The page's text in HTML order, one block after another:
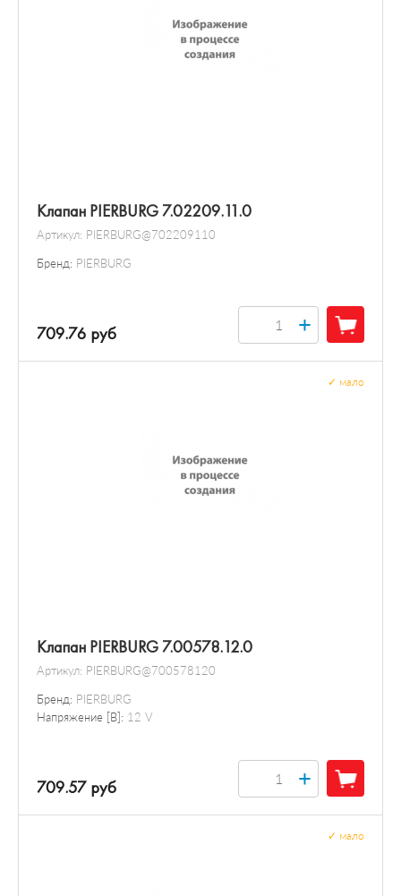
Клапан PIERBURG 7.02209.11.0
Артикул: PIERBURG@702209110
Бренд: PIERBURG
709.76 руб +
Клапан PIERBURG 7.00578.12.0
Артикул: PIERBURG@700578120
Бренд: PIERBURG
Напряжение [В]: 12 V
мало
709.57 руб +
мало